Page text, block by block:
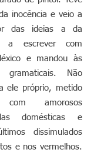
inocência e veio a
das ideias a da
a escrever com
e mandou às
Não
ele próprio, metido
amorosos
domésticas e
dissimulados
e nos vermelhos.